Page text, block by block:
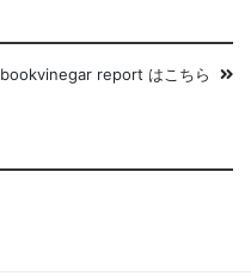
bookvinegar report はこちら